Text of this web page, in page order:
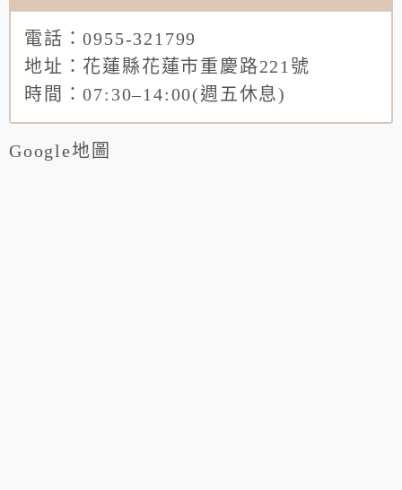
電話：0955-321799
地址：花蓮縣花蓮市重慶路221號
時間：07:30–14:00(週五休息)
Google地圖